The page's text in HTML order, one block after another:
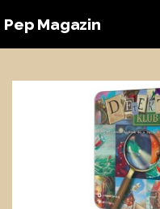
Pep Magazin